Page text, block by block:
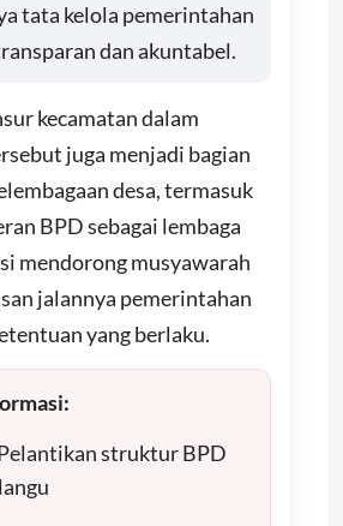
tata kelola pemerintahan
dan akuntabel.
kecamatan dalam
juga menjadi bagian
desa, termasuk
BPD sebagai lembaga
mendorong musyawarah
jalannya pemerintahan
yang berlaku.
struktur BPD